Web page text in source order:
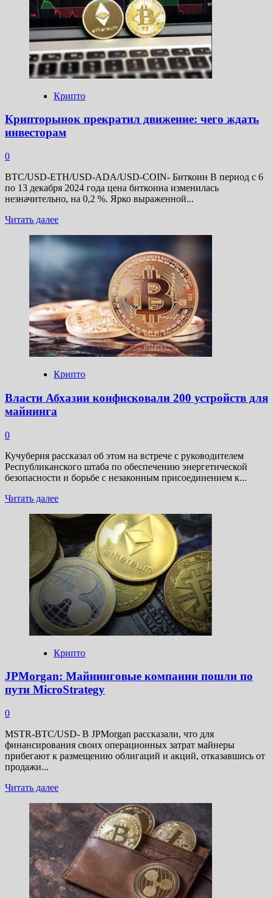
эфириума
упала
до
минимума
2021
года
Крипто
Крипторынок прекратил движение: чего ждать
инвесторам
0
BTC/USD-ETH/USD-ADA/USD-COIN- Биткоин В период с 6
по 13 декабря 2024 года цена биткоина изменилась
незначительно, на 0,2 %. Ярко выраженной...
Читать далееПрочитать
о
Крипторынок
прекратил
движение:
чего
ждать
инвесторам
Крипто
Власти Абхазии конфисковали 200 устройств для
майнинга
0
Кучуберия рассказал об этом на встрече с руководителем
Республиканского штаба по обеспечению энергетической
безопасности и борьбе с незаконным присоединением к...
Читать далееПрочитать
о
Абхазии
конфисковали
200
устройств
для
майнинга
Крипто
JPMorgan: Майнинговые компании пошли по
пути MicroStrategy
0
MSTR-BTC/USD- В JPMorgan рассказали, что для
финансирования своих операционных затрат майнеры
прибегают к размещению облигаций и акций, отказавшись от
продажи...
Читать далееПрочитать
о
JPMorgan:
Майнинговые
компании
пошли
по
пути
MicroStrategy